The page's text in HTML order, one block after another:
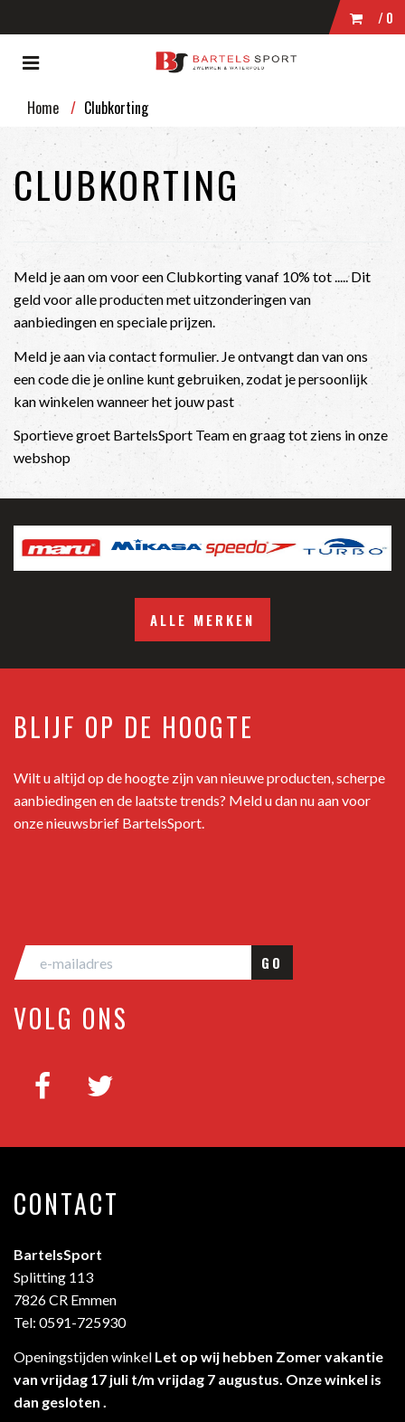
(Wedstrijdkleding)
(Kleding)
(Zwembrillen)
(Accessoires)
/0
WINKELWAGEN
UW WINKELWAGEN IS LEEG.
VUL HEM MET PRODUCTEN.
Toggle
Home
Clubkorting
CLUBKORTING
Meld je aan om voor een Clubkorting vanaf 10% tot ..... Dit
geld voor alle producten met uitzonderingen van
aanbiedingen en speciale prijzen.
Meld je aan via contact formulier. Je ontvangt dan van ons
een code die je online kunt gebruiken, zodat je persoonlijk
kan winkelen wanneer het jouw past
Sportieve groet BartelsSport Team en graag tot ziens in onze
webshop
ALLE MERKEN
BLIJF OP DE HOOGTE
Wilt u altijd op de hoogte zijn van nieuwe producten, scherpe
aanbiedingen en de laatste trends? Meld u dan nu aan voor
onze nieuwsbrief BartelsSport.
GO
VOLG ONS
CONTACT
BartelsSport
Splitting 113
7826 CR Emmen
Tel: 0591-725930
Openingstijden winkel Let op wij hebben Zomer vakantie
van vrijdag 17 juli t/m vrijdag 7 augustus. Onze winkel is
dan gesloten .